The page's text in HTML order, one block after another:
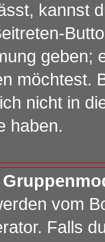
kannst
geben;
möchtest.
nicht in
haben.
vom
Falls